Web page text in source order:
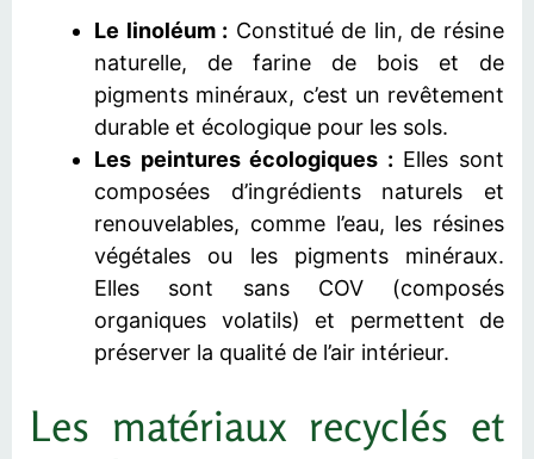
Le linoléum : Constitué de lin, de résine
naturelle, de farine de bois et de
pigments minéraux, c’est un revêtement
durable et écologique pour les sols.
Les peintures écologiques : Elles sont
composées d’ingrédients naturels et
renouvelables, comme l’eau, les résines
végétales ou les pigments minéraux.
Elles sont sans COV (composés
organiques volatils) et permettent de
préserver la qualité de l’air intérieur.
Les matériaux recyclés et